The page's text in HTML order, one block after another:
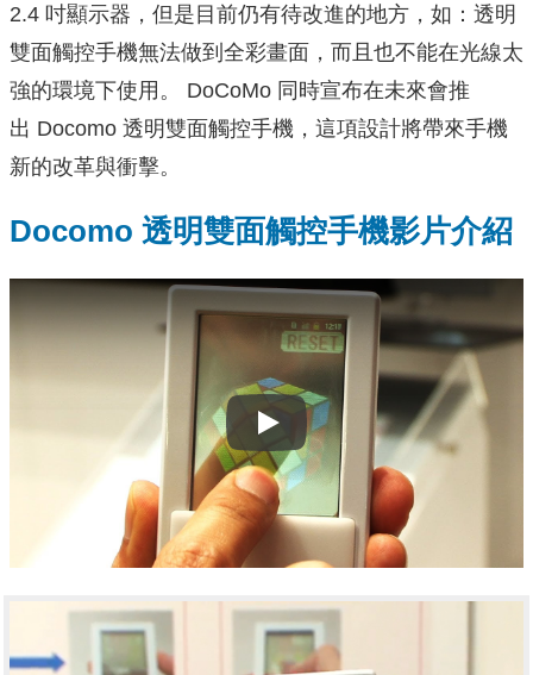
2.4 吋顯示器，但是目前仍有待改進的地方，如：透明
雙面觸控手機無法做到全彩畫面，而且也不能在光線太
強的環境下使用。 DoCoMo 同時宣布在未來會推
出 Docomo 透明雙面觸控手機，這項設計將帶來手機
新的改革與衝擊。
Docomo 透明雙面觸控手機影片介紹
Play